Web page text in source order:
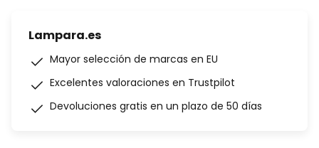
Lampara.es
Mayor selección de marcas en EU
Excelentes valoraciones en Trustpilot
Devoluciones gratis en un plazo de 50 días